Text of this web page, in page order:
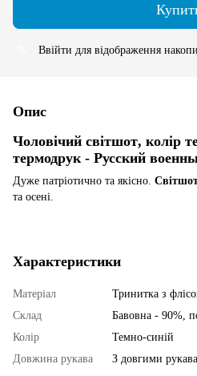
Ввійти для відображення
Опис
Чоловічий світшот, колір
термодрук - Русский
Дуже патріотично та якісно.
та осені.
Характеристики
Матеріал
Тринитка з
Склад
Бавовна - 90%,
Колір
Темно-синій
Довжина рукава
З довгими